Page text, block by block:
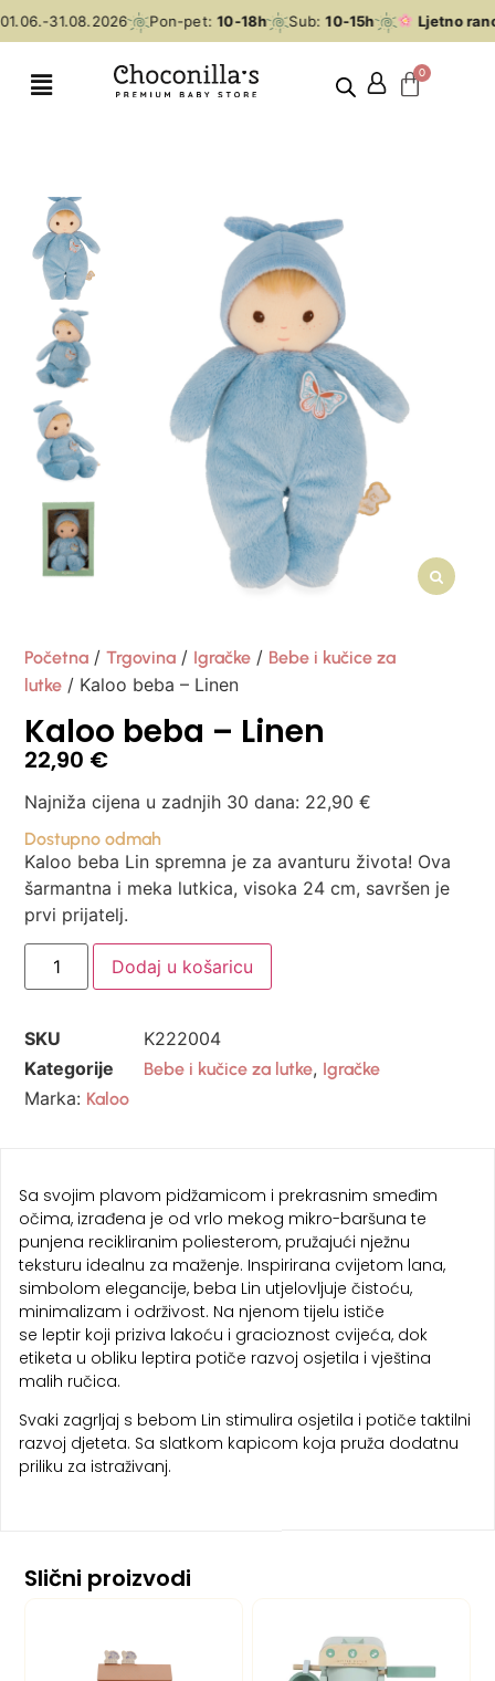
31.08.2026 Pon-pet: 10-18h Sub: 10-15h Ljetno
Početna /Trgovina / Igračke / Bebe i kučice za
lutke / Kaloo beba – Linen
Kaloo beba – Linen
22,90 €
Najniža cijena u zadnjih 30 dana: 22,90€
Dostupno odmah
Kaloo beba Lin spremna je za avanturu života! Ova
šarmantna i meka lutkica, visoka 24 cm, savršen je
prvi prijatelj.
Dodaj u košaricu
SKU
K222004
Kategorije
Bebe i kučice za lutke, Igračke
Marka: Kaloo
Sa svojim plavom pidžamicom i prekrasnim smeđim
očima, izrađena je od vrlo mekog mikro-baršuna te
punjena recikliranim poliesterom, pružajući nježnu
teksturu idealnu za maženje. Inspirirana cvijetom lana,
simbolom elegancije, beba Lin utjelovljuje čistoću,
minimalizam i održivost. Na njenom tijelu ističe
se leptir koji priziva lakoću i gracioznost cvijeća, dok
etiketa u obliku leptira potiče razvoj osjetila i vještina
malih ručica.
Svaki zagrljaj s bebom Lin stimulira osjetila i potiče taktilni
razvoj djeteta. Sa slatkom kapicom koja pruža dodatnu
priliku za istraživanj.
Slični proizvodi